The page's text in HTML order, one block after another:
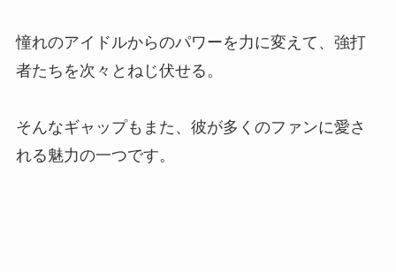
憧れのアイドルからのパワーを力に変えて、強打
者たちを次々とねじ伏せる。
そんなギャップもまた、彼が多くのファンに愛さ
れる魅力の一つです。